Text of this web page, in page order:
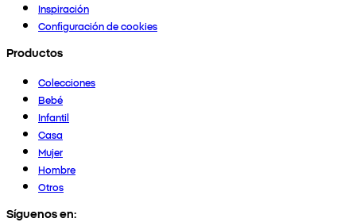
Inspiración
Configuración de cookies
Productos
Colecciones
Bebé
Infantil
Casa
Mujer
Hombre
Otros
Síguenos en: